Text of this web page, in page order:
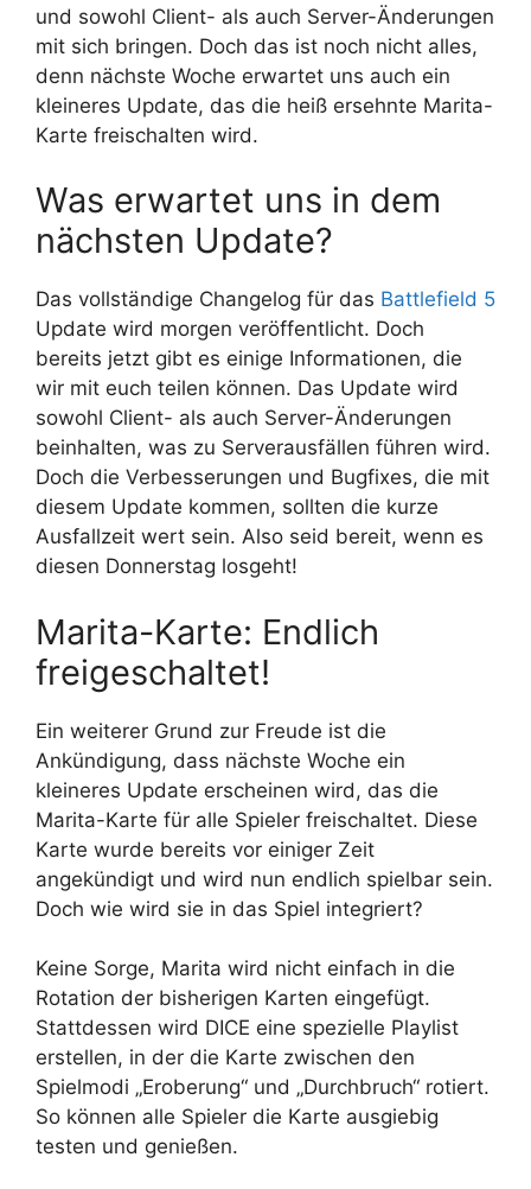
und sowohl Client- als auch Server-Änderungen
mit sich bringen. Doch das ist noch nicht alles,
denn nächste Woche erwartet uns auch ein
kleineres Update, das die heiß ersehnte Marita-
Karte freischalten wird.
Was erwartet uns in dem
nächsten Update?
Das vollständige Changelog für das Battlefield 5
Update wird morgen veröffentlicht. Doch
bereits jetzt gibt es einige Informationen, die
wir mit euch teilen können. Das Update wird
sowohl Client- als auch Server-Änderungen
beinhalten, was zu Serverausfällen führen wird.
Doch die Verbesserungen und Bugfixes, die mit
diesem Update kommen, sollten die kurze
Ausfallzeit wert sein. Also seid bereit, wenn es
diesen Donnerstag losgeht!
Marita-Karte: Endlich
freigeschaltet!
Ein weiterer Grund zur Freude ist die
Ankündigung, dass nächste Woche ein
kleineres Update erscheinen wird, das die
Marita-Karte für alle Spieler freischaltet. Diese
Karte wurde bereits vor einiger Zeit
angekündigt und wird nun endlich spielbar sein.
Doch wie wird sie in das Spiel integriert?
Keine Sorge, Marita wird nicht einfach in die
Rotation der bisherigen Karten eingefügt.
Stattdessen wird DICE eine spezielle Playlist
erstellen, in der die Karte zwischen den
Spielmodi „Eroberung“ und „Durchbruch“ rotiert.
So können alle Spieler die Karte ausgiebig
testen und genießen.